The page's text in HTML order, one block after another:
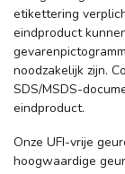
etikettering
eindproduct
noodzakelijk zijn.
SDS/MSDS-
eindproduct.
Onze UFI-vrije
hoogwaardige